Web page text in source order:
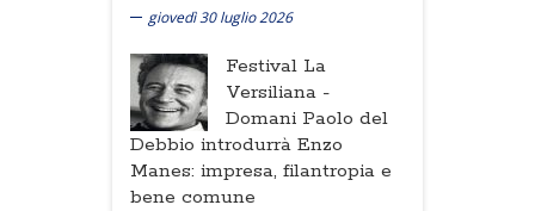
giovedì 30 luglio 2026
Festival La
Versiliana -
Domani Paolo del
Debbio introdurrà Enzo
Manes: impresa, filantropia e
bene comune